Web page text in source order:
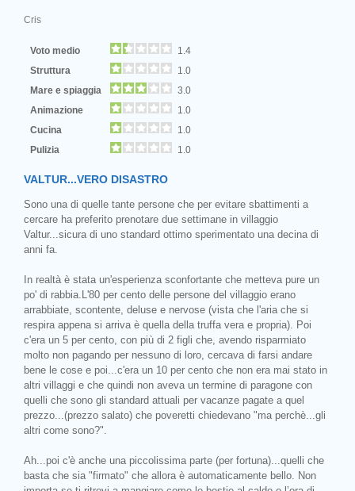
Cris
Voto medio
1.4
Struttura
1.0
Mare e spiaggia
3.0
Animazione
1.0
Cucina
1.0
Pulizia
1.0
VALTUR...VERO DISASTRO
Sono una di quelle tante persone che per evitare sbattimenti a
cercare ha preferito prenotare due settimane in villaggio
Valtur...sicura di uno standard ottimo sperimentato una decina di
anni fa.
In realtà è stata un'esperienza sconfortante che metteva pure un
po' di rabbia.L'80 per cento delle persone del villaggio erano
arrabbiate, scontente, deluse e nervose (vista che l'aria che si
respira appena si arriva è quella della truffa vera e propria). Poi
c'era un 5 per cento, con più di 2 figli che, avendo risparmiato
molto non pagando per nessuno di loro, cercava di farsi andare
bene le cose e poi...c'era un 10 per cento che non era mai stato in
altri villaggi e che quindi non aveva un termine di paragone con
quelli che sono gli standard attuali per vacanze pagate a quel
prezzo...(prezzo salato) che poveretti chiedevano "ma perchè...gli
altri come sono?".
Ah...poi c'è anche una piccolissima parte (per fortuna)...quelli che
basta che sia "firmato" che allora è automaticamente bello. Non